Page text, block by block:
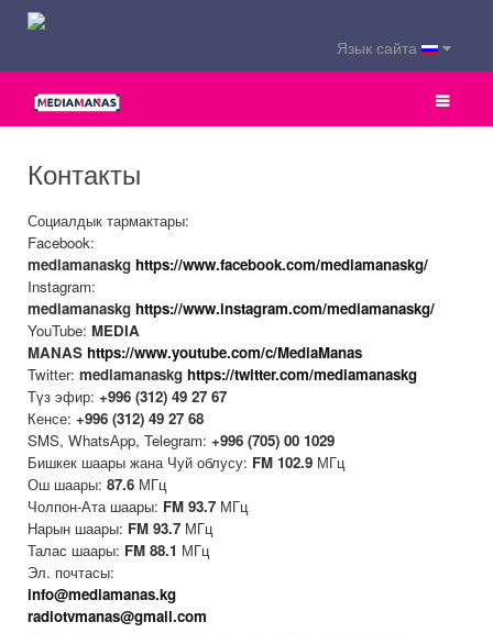
Язык сайта
Контакты
Социалдык тармактары:
Facebook:
mediamanaskg https://www.facebook.com/mediamanaskg/
Instagram:
mediamanaskg https://www.instagram.com/mediamanaskg/
YouTube: MEDIA
MANAS https://www.youtube.com/c/MediaManas
Twitter: mediamanaskg https://twitter.com/mediamanaskg
Түз эфир: +996 (312) 49 27 67
Кенсе: +996 (312) 49 27 68
SMS, WhatsАpp, Telegram: +996 (705) 00 1029
Бишкек шаары жана Чуй облусу: FM 102.9 МГц
Ош шаары: 87.6 МГц
Чолпон-Ата шаары: FM 93.7 МГц
Нарын шаары: FM 93.7 МГц
Талас шаары: FM 88.1 МГц
Эл. почтасы:
info@mediamanas.kg
radiotvmanas@gmail.com